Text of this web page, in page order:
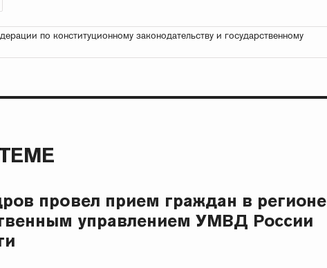
по конституционному законодательству и государственному
провел прием граждан в регионе
управлением УМВД России